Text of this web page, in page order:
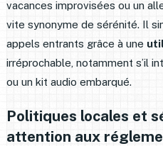
vacances improvisées ou un
vite synonyme de sérénité. Il
appels entrants grâce à une
irréprochable, notamment s’il
ou un kit audio embarqué.
Politiques locales et
attention aux